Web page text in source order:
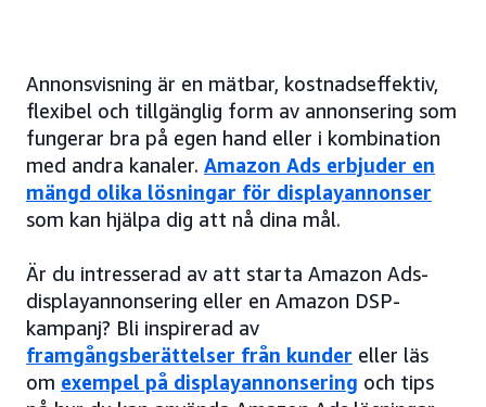
Annonsvisning är en mätbar, kostnadseffektiv,
flexibel och tillgänglig form av annonsering som
fungerar bra på egen hand eller i kombination
med andra kanaler. Amazon Ads erbjuder en
mängd olika lösningar för displayannonser
som kan hjälpa dig att nå dina mål.
Är du intresserad av att starta Amazon Ads-
displayannonsering eller en Amazon DSP-
kampanj? Bli inspirerad av
framgångsberättelser från kunder eller läs
om exempel på displayannonsering och tips